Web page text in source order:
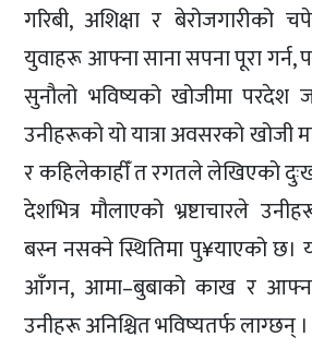
गरिबी, अशिक्षा र बेरोजगारीको
युवाहरू आफ्ना साना सपना पूरा गर्न,
सुनौलो भविष्यको खोजीमा परदेश
उनीहरूको यो यात्रा अवसरको खोजी
र कहिलेकाहीँ त रगतले लेखिएको
देशभित्र मौलाएको भ्रष्टाचारले
बस्न नसक्ने स्थितिमा पु¥याएको
आँगन, आमा–बुबाको काख र
उनीहरू अनिश्चित भविष्यतर्फ लाग्छन् ।